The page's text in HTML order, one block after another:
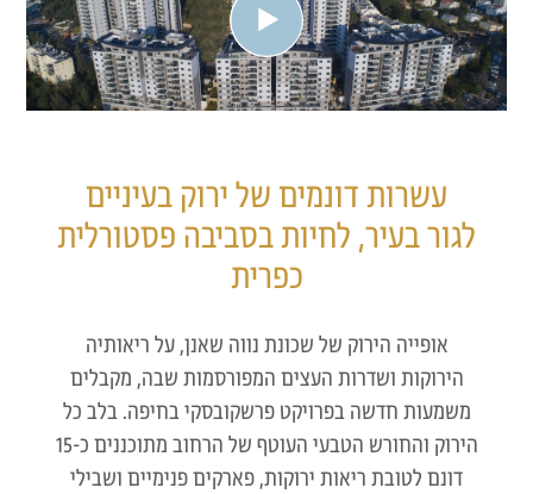
עשרות דונמים של ירוק בעיניים
לגור בעיר, לחיות בסביבה פסטורלית
כפרית
אופייה הירוק של שכונת נווה שאנן, על ריאותיה
הירוקות ושדרות העצים המפורסמות שבה, מקבלים
משמעות חדשה בפרויקט פרשקובסקי בחיפה. בלב כל
הירוק והחורש הטבעי העוטף של הרחוב מתוכננים כ-15
דונם לטובת ריאות ירוקות, פארקים פנימיים ושבילי